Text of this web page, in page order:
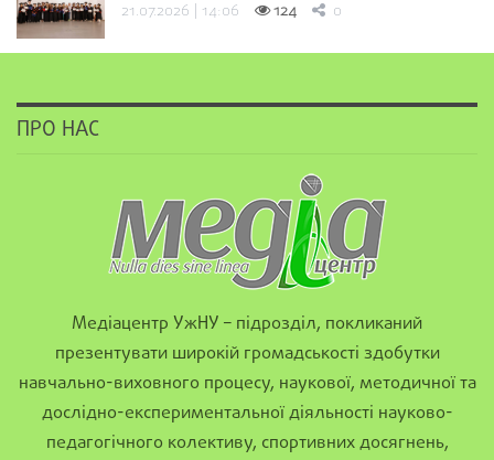
21.07.2026 | 14:06 124 0
ПРО НАС
Медіацентр УжНУ – підрозділ, покликаний
презентувати широкій громадськості здобутки
навчально-виховного процесу, наукової, методичної та
дослідно-експериментальної діяльності науково-
педагогічного колективу, спортивних досягнень,